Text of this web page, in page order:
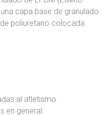
capa base de granulado
poliuretano colocada
al atletismo.
en general.